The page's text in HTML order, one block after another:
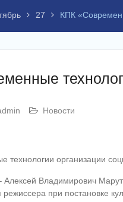
27 КПК
Новости
технологии организации
Алексей Владимирович
при постановке